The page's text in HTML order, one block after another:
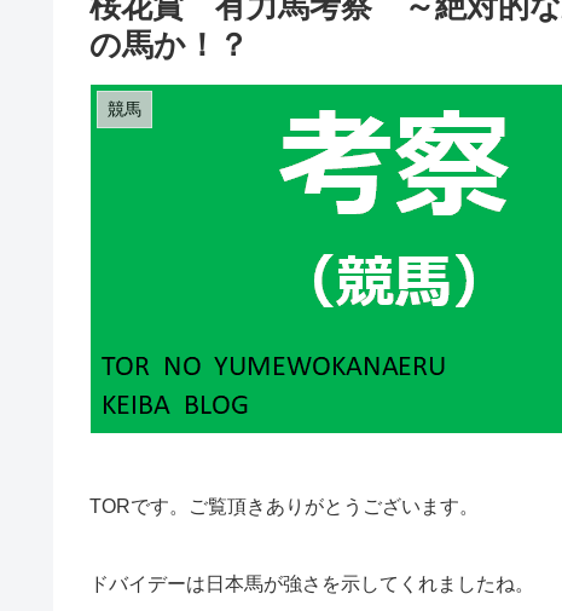
の馬か！？
競馬
TORです。ご覧頂きありがとうございます。
ドバイデーは日本馬が強さを示してくれましたね。